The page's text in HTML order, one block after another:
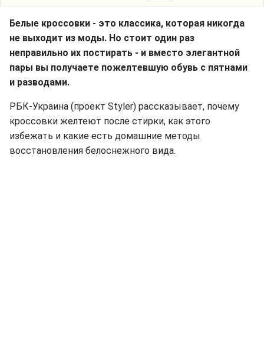
Белые кроссовки - это классика, которая никогда
не выходит из моды. Но стоит один раз
неправильно их постирать - и вместо элегантной
пары вы получаете пожелтевшую обувь с пятнами
и разводами.
РБК-Украина (проект Styler) рассказывает, почему
кроссовки желтеют после стирки, как этого
избежать и какие есть домашние методы
восстановления белоснежного вида.